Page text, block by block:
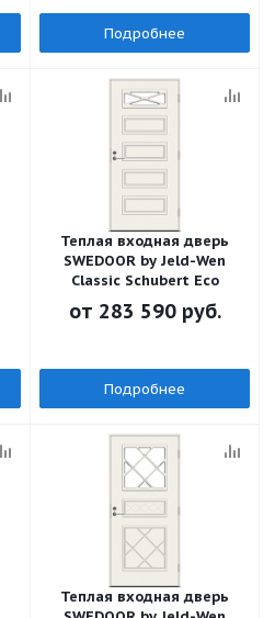
Подробнее
Теплая входная дверь
SWEDOOR by Jeld-Wen
Classic Schubert Eco
от 283 590 руб.
Подробнее
Теплая входная дверь